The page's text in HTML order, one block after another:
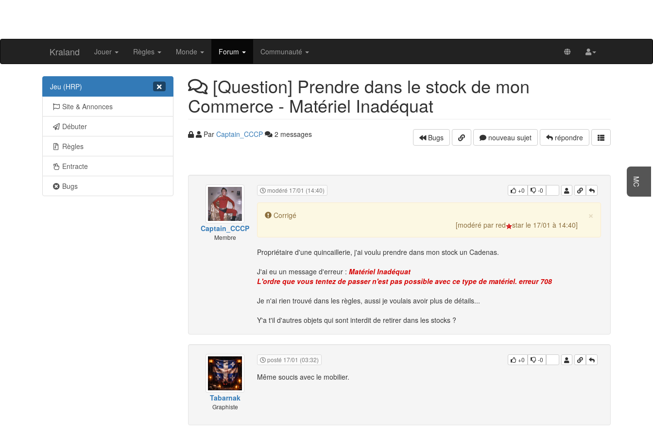
Kraland Jouer Règles Monde Forum Communauté
Jeu (HRP)
Site & Annonces
Débuter
Règles
Entracte
Bugs
[Question] Prendre dans le stock de mon
Commerce - Matériel Inadéquat
Par Captain_CCCP 2 messages Bugs nouveau sujet répondre
Captain_CCCP
Membre
modéré 17/01 (14:40) +0 -0
×
Corrigé
[modéré par red
star le 17/01 à 14:40]
Propriétaire d'une quincaillerie, j'ai voulu prendre dans mon stock un Cadenas.
J'ai eu un message d'erreur : Matériel Inadéquat
L'ordre que vous tentez de passer n'est pas possible avec ce type de matériel. erreur 708
Je n'ai rien trouvé dans les règles, aussi je voulais avoir plus de détails...
Y'a t'il d'autres objets qui sont interdit de retirer dans les stocks ?
Tabarnak
Graphiste
posté 17/01 (03:32) +0 -0
Même soucis avec le mobilier.
MC